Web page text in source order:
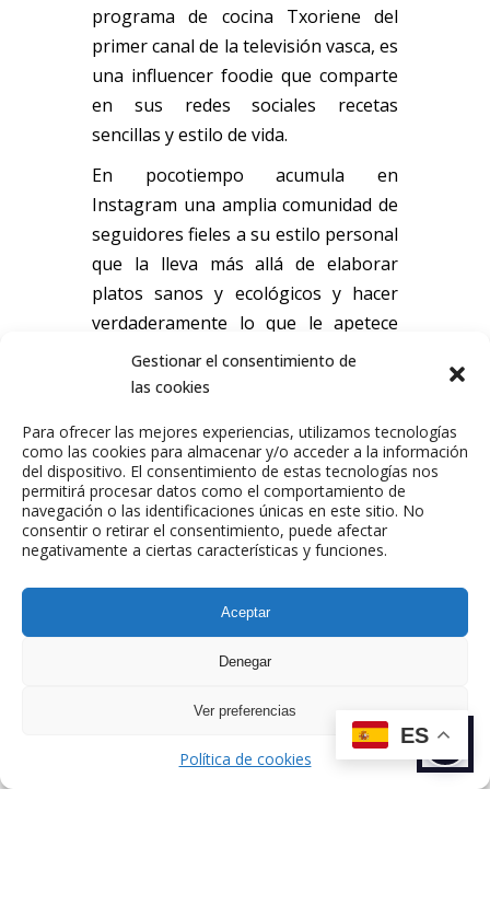
Gestionar el consentimiento de
las cookies
Para ofrecer las mejores experiencias, utilizamos tecnologías
como las cookies para almacenar y/o acceder a la información
del dispositivo. El consentimiento de estas tecnologías nos
permitirá procesar datos como el comportamiento de
navegación o las identificaciones únicas en este sitio. No
consentir o retirar el consentimiento, puede afectar
negativamente a ciertas características y funciones.
Aceptar
Denegar
Ver preferencias
Política de cookies
programa de cocina Txoriene del
primer canal de la televisión vasca, es
una influencer foodie que comparte
en sus redes sociales recetas
sencillas y estilo de vida.
En pocotiempo acumula en
Instagram una amplia comunidad de
seguidores fieles a su estilo personal
que la lleva más allá de elaborar
platos sanos y ecológicos y hacer
verdaderamente lo que le apetece
con los ingredientes cuando se pone
a cocinar.
Email de contacto: foodiario@twic.es
ANTERIOR
SIGUIENTE
ES